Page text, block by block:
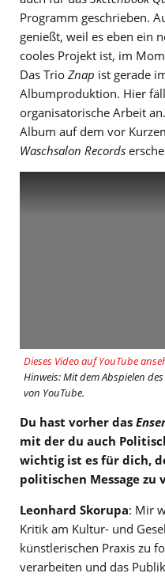
Programm geschrieben.
genießt, weil es eben ein
cooles Projekt ist, im
Das Trio Znap ist gerade
Albumproduktion. Hier
organisatorische Arbeit
Album auf dem vor
Waschsalon Records
Dieses Video auf YouTube
Hinweis: Mit dem Abspielen
von YouTube.
Du hast vorher das
mit der du auch
wichtig ist es für dich,
politischen Message zu
Leonhard Skorupa: Mir
Kritik am Kultur- und
künstlerischen Praxis zu
verarbeiten und das